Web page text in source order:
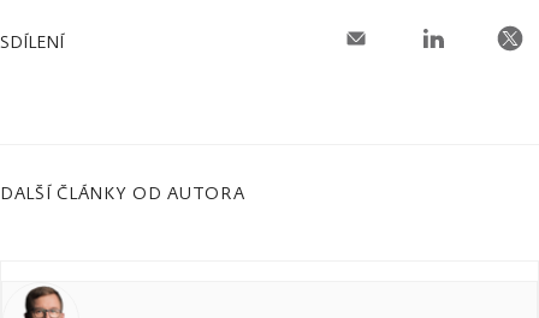
SDÍLENÍ
DALŠÍ ČLÁNKY OD AUTORA